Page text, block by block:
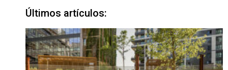
Últimos artículos: